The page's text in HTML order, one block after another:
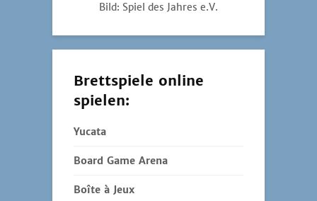
Bild: Spiel des Jahres e.V.
Brettspiele online
spielen:
Yucata
Board Game Arena
Boîte à Jeux